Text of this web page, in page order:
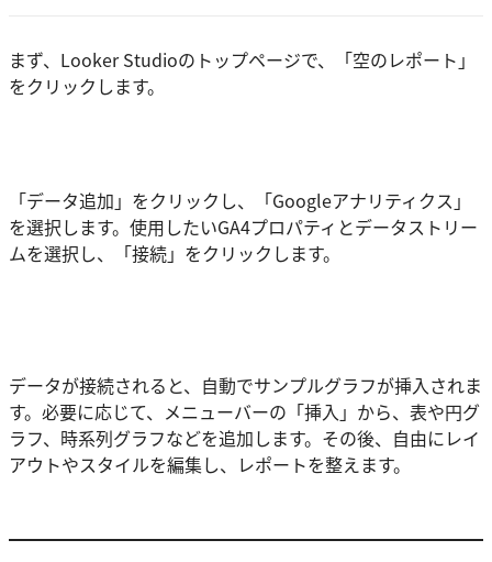
まず、Looker Studioのトップページで、「空のレポート」
をクリックします。
「データ追加」をクリックし、「Googleアナリティクス」
を選択します。使用したいGA4プロパティとデータストリー
ムを選択し、「接続」をクリックします。
データが接続されると、自動でサンプルグラフが挿入されま
す。必要に応じて、メニューバーの「挿入」から、表や円グ
ラフ、時系列グラフなどを追加します。その後、自由にレイ
アウトやスタイルを編集し、レポートを整えます。